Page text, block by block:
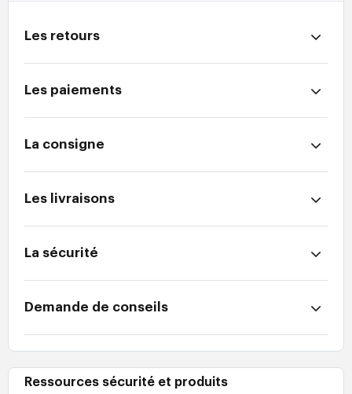
Les retours
Les paiements
La consigne
Les livraisons
La sécurité
Demande de conseils
Ressources sécurité et produits